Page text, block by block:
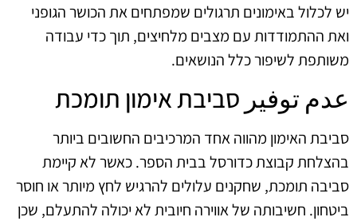
יש לכלול באימונים תרגולים שמפתחים את הכושר הגופני
ואת ההתמודדות עם מצבים מלחיצים, תוך כדי עבודה
משותפת לשיפור כלל הנושאים.
عدم توفير סביבת אימון תומכת
סביבת האימון מהווה אחד המרכיבים החשובים ביותר
בהצלחת קבוצת כדורסל בבית הספר. כאשר לא קיימת
סביבה תומכת, שחקנים עלולים להרגיש לחץ מיותר או חוסר
ביטחון. חשיבותה של אווירה חיובית לא יכולה להתעלם, שכן